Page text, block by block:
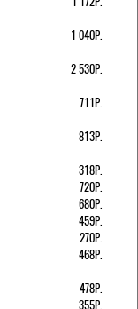
1 040Р.
2 530Р.
711Р.
813Р.
318Р.
720Р.
680Р.
459Р.
270Р.
468Р.
478Р.
355Р.